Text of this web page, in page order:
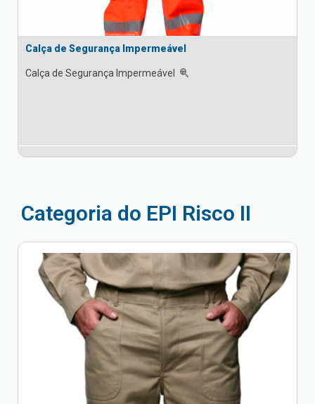
Calça de Segurança Impermeável
Calça de Segurança Impermeável
Categoria do EPI Risco II